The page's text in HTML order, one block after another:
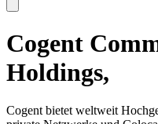
SC
Cogent
Holdings,
Cogent bietet weltweit